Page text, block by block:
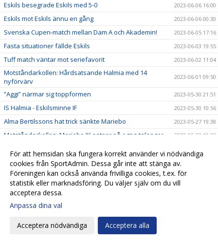
Eskils besegrade Eskils med 5-0 2023-06-06 16:00
Eskils mot Eskils ännu en gång 2023-06-06 00:30
Svenska Cupen-match mellan Dam A och Akademin! 2023-06-05 17:16
Fasta situationer fällde Eskils 2023-06-03 19:55
Tuff match väntar mot seriefavorit 2023-06-02 11:04
Motståndarkollen: Hårdsatsande Halmia med 14
nyförvärv
2023-06-01 09:50
”Aggi” närmar sig toppformen 2023-05-30 21:51
IS Halmia - Eskilsminne IF 2023-05-30 10:56
Alma Bertilssons hat trick sänkte Mariebo 2023-05-27 19:38
Motståndarkollen: Mariebo IK satsar på egna talanger 2023-05-23 19:33
Alma inne på femte paret fotbollsskor 2023-05-23 11:42
Eskils tappade segern i slutminuterna 2023-05-20 18:00
IFK Göteborg - Eskilsminne IF
Motståndarkollen: IFK Göteborg jobbar med liten trupp
Alva Hed hyllar Eskils fysik och kondition
För att hemsidan ska fungera korrekt använder vi nödvändiga
cookies från SportAdmin. Dessa går inte att stänga av.
Föreningen kan också använda frivilliga cookies, t.ex. för
statistik eller marknadsföring. Du väljer själv om du vill
acceptera dessa.
Anpassa dina val
Acceptera nödvändiga Acceptera alla